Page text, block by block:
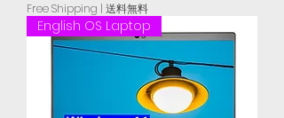
Free Shipping | 送料無料
English OS Laptop